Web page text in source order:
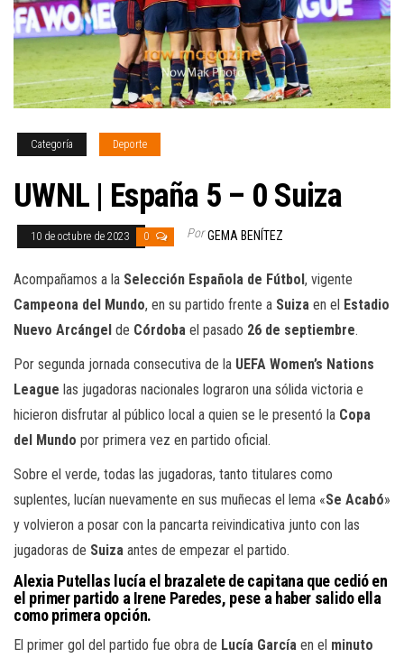
Categoría Deporte
UWNL | España 5 – 0 Suiza
10 de octubre de 2023 0 Por GEMA BENÍTEZ
Acompañamos a la Selección Española de Fútbol, vigente
Campeona del Mundo, en su partido frente a Suiza en el Estadio
Nuevo Arcángel de Córdoba el pasado 26 de septiembre.
Por segunda jornada consecutiva de la UEFA Women’s Nations
League las jugadoras nacionales lograron una sólida victoria e
hicieron disfrutar al público local a quien se le presentó la Copa
del Mundo por primera vez en partido oficial.
Sobre el verde, todas las jugadoras, tanto titulares como
suplentes, lucían nuevamente en sus muñecas el lema «Se Acabó»
y volvieron a posar con la pancarta reivindicativa junto con las
jugadoras de Suiza antes de empezar el partido.
Alexia Putellas lucía el brazalete de capitana que cedió en
el primer partido a Irene Paredes, pese a haber salido ella
como primera opción.
El primer gol del partido fue obra de Lucía García en el minuto